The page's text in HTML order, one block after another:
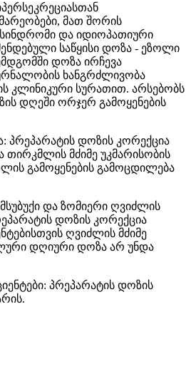
მათ შორის
და იდიოპათიური
საწყისი დოზა - ეზოლი
დოზა ირჩევა
ხანგრძლივობა
კლინიკური სურათით. არსებობს
დღეში ორჯერ გამოყენების
პრეპარატის დოზის კორექცია
თირკმლის მძიმე უკმარისობის
გამოყენების გამოცდილება
და ზომიერი ღვიძლის
დოზის კორექცია
ღვიძლის მძიმე
დღიური დოზა არ უნდა
პრეპარატის დოზის